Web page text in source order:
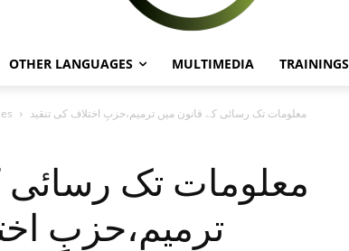
OTHER LANGUAGES MULTIMEDIA TRAININGS
معلومات تک رسائی کے قانون میں ترمیم،حزبِ اختلاف کی تنقید
معلومات تک رسائی
ترمیم،حزبِ